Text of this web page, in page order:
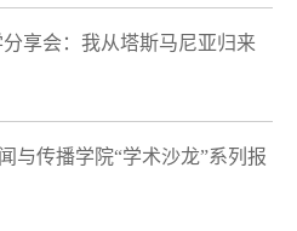
享会：我从塔斯马尼亚归来
与传播学院“学术沙龙”系列报